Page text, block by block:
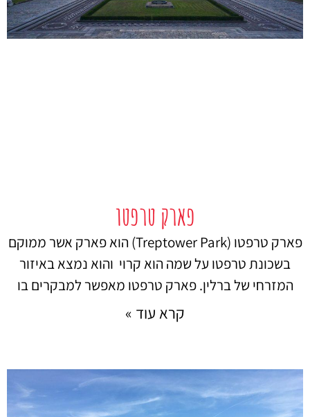
פארק טרפטו
פארק טרפטו (Treptower Park) הוא פארק אשר ממוקם
בשכונת טרפטו על שמה הוא קרוי והוא נמצא באיזור
המזרחי של ברלין. פארק טרפטו מאפשר למבקרים בו
קרא עוד »